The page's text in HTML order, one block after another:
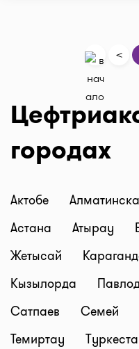
<
городах
Актобе
Астана
Атырау
Жетысай
Кызылорда
Сатпаев
Семей
Темиртау